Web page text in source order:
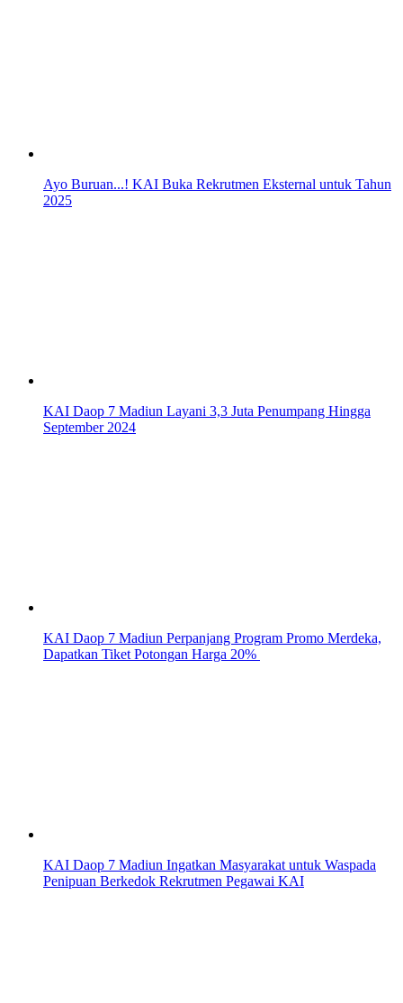
Ayo Buruan...! KAI Buka Rekrutmen Eksternal untuk Tahun
2025
KAI Daop 7 Madiun Layani 3,3 Juta Penumpang Hingga
September 2024
KAI Daop 7 Madiun Perpanjang Program Promo Merdeka,
Dapatkan Tiket Potongan Harga 20%
KAI Daop 7 Madiun Ingatkan Masyarakat untuk Waspada
Penipuan Berkedok Rekrutmen Pegawai KAI